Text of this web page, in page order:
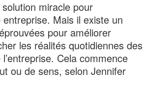
miracle pour
Mais il existe un
pour améliorer
les réalités quotidiennes des
Cela commence
ou de sens, selon Jennifer